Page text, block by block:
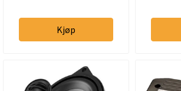
Kjøp